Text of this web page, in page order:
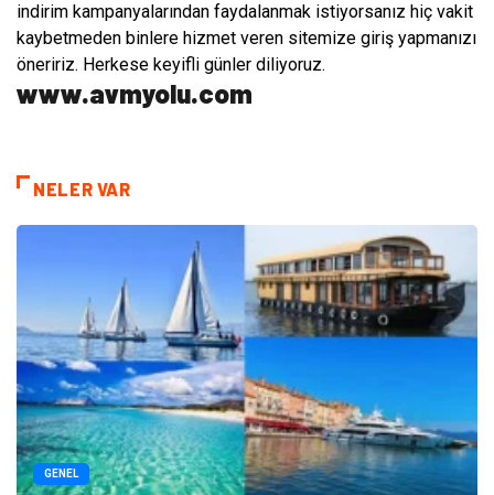
indirim kampanyalarından faydalanmak istiyorsanız hiç vakit
kaybetmeden binlere hizmet veren sitemize giriş yapmanızı
öneririz. Herkese keyifli günler diliyoruz.
www.avmyolu.com
NELER VAR
GENEL